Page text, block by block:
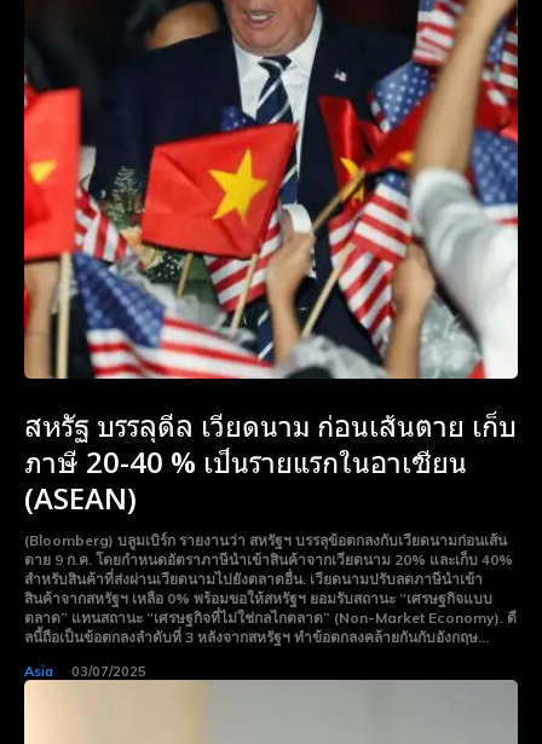
สหรัฐ บรรลุดีล เวียดนาม ก่อนเส้นตาย เก็บ
ภาษี 20-40 % เป็นรายแรกในอาเซียน
(ASEAN)
(Bloomberg) บลูมเบิร์ก รายงานว่า สหรัฐฯ บรรลุข้อตกลงกับเวียดนามก่อนเส้น
ตาย 9 ก.ค. โดยกำหนดอัตราภาษีนำเข้าสินค้าจากเวียดนาม 20% และเก็บ 40%
สำหรับสินค้าที่ส่งผ่านเวียดนามไปยังตลาดอื่น. เวียดนามปรับลดภาษีนำเข้า
สินค้าจากสหรัฐฯ เหลือ 0% พร้อมขอให้สหรัฐฯ ยอมรับสถานะ “เศรษฐกิจแบบ
ตลาด” แทนสถานะ “เศรษฐกิจที่ไม่ใช่กลไกตลาด” (Non-Market Economy). ดี
ลนี้ถือเป็นข้อตกลงลำดับที่ 3 หลังจากสหรัฐฯ ทำข้อตกลงคล้ายกันกับอังกฤษ...
Asia 03/07/2025